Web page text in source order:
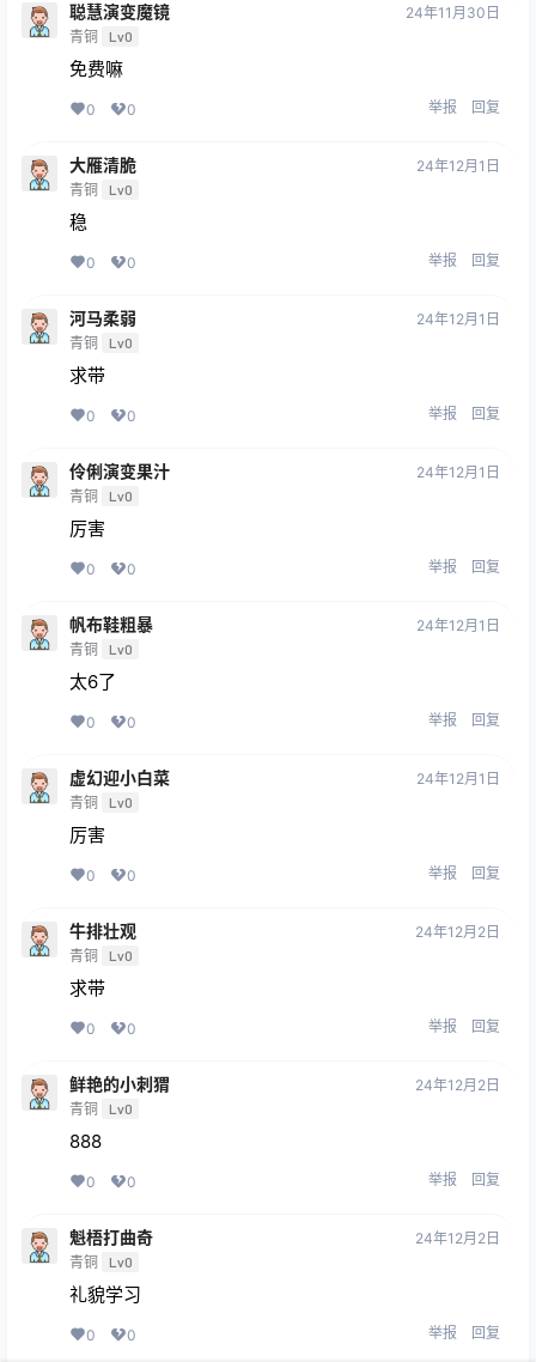
聪慧演变魔镜
青铜 Lv0
24年11月30日
免费嘛
0 0 举报 回复
大雁清脆
青铜 Lv0
24年12月1日
稳
0 0 举报 回复
河马柔弱
青铜 Lv0
24年12月1日
求带
0 0 举报 回复
伶俐演变果汁
青铜 Lv0
24年12月1日
厉害
0 0 举报 回复
帆布鞋粗暴
青铜 Lv0
24年12月1日
太6了
0 0 举报 回复
虚幻迎小白菜
青铜 Lv0
24年12月1日
厉害
0 0 举报 回复
牛排壮观
青铜 Lv0
24年12月2日
求带
0 0 举报 回复
鲜艳的小刺猬
青铜 Lv0
24年12月2日
888
0 0 举报 回复
魁梧打曲奇
青铜 Lv0
24年12月2日
礼貌学习
0 0 举报 回复